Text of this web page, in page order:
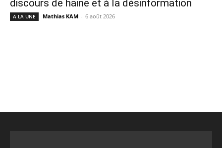
discours de haine et à la désinformation
A LA UNE Mathias KAM - 6 août 2026